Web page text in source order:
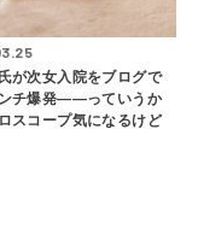
が次女入院をブログで
チ爆発――っていうか
スコープ気になるけど